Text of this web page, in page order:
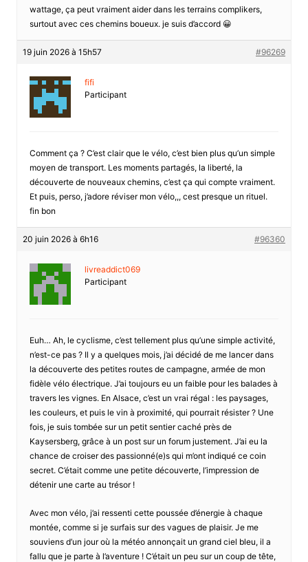
wattage, ça peut vraiment aider dans les terrains complikers,
surtout avec ces chemins boueux. je suis d’accord 😀
19 juin 2026 à 15h57 #96269
fifi
Participant
Comment ça ? C’est clair que le vélo, c’est bien plus qu’un simple
moyen de transport. Les moments partagés, la liberté, la
découverte de nouveaux chemins, c’est ça qui compte vraiment.
Et puis, perso, j’adore réviser mon vélo,,, cest presque un rituel.
fin bon
20 juin 2026 à 6h16 #96360
livreaddict069
Participant
Euh… Ah, le cyclisme, c’est tellement plus qu’une simple activité,
n’est-ce pas ? Il y a quelques mois, j’ai décidé de me lancer dans
la découverte des petites routes de campagne, armée de mon
fidèle vélo électrique. J’ai toujours eu un faible pour les balades à
travers les vignes. En Alsace, c’est un vrai régal : les paysages,
les couleurs, et puis le vin à proximité, qui pourrait résister ? Une
fois, je suis tombée sur un petit sentier caché près de
Kaysersberg, grâce à un post sur un forum justement. J’ai eu la
chance de croiser des passionné(e)s qui m’ont indiqué ce coin
secret. C’était comme une petite découverte, l’impression de
détenir une carte au trésor !
Avec mon vélo, j’ai ressenti cette poussée d’énergie à chaque
montée, comme si je surfais sur des vagues de plaisir. Je me
souviens d’un jour où la météo annonçait un grand ciel bleu, il a
fallu que je parte à l’aventure ! C’était un peu sur un coup de tête,